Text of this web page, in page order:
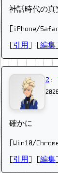
神話時代の真
[iPhone/
引用 編集
2 :
確かに
[Win10/
引用 編集